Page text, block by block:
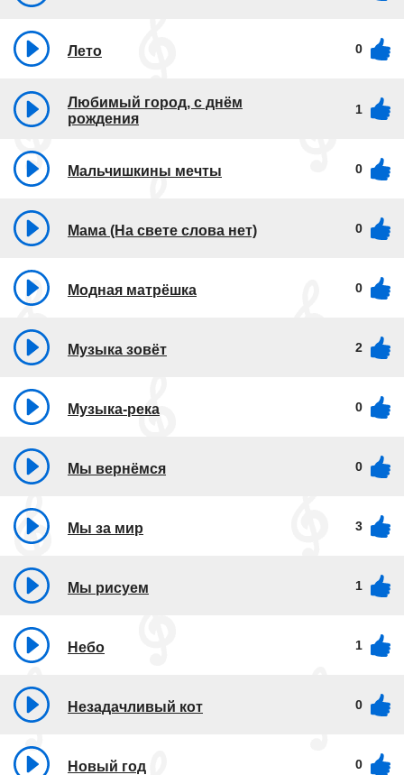
Лето 0
Любимый город, с днём
рождения
1
Мальчишкины мечты 0
Мама (На свете слова нет) 0
Модная матрёшка 0
Музыка зовёт 2
Музыка-река 0
Мы вернёмся 0
Мы за мир 3
Мы рисуем 1
Небо 1
Незадачливый кот 0
Новый год 0